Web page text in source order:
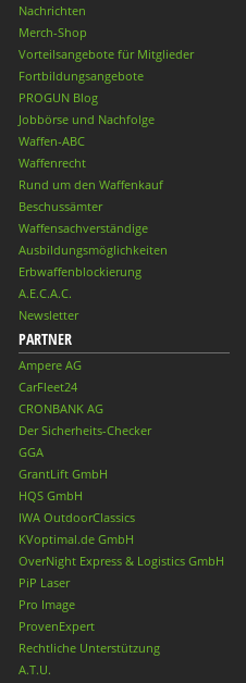
Nachrichten
Merch-Shop
Vorteilsangebote für Mitglieder
Fortbildungsangebote
PROGUN Blog
Jobbörse und Nachfolge
Waffen-ABC
Waffenrecht
Rund um den Waffenkauf
Beschussämter
Waffensachverständige
Ausbildungsmöglichkeiten
Erbwaffenblockierung
A.E.C.A.C.
Newsletter
PARTNER
Ampere AG
CarFleet24
CRONBANK AG
Der Sicherheits-Checker
GGA
GrantLift GmbH
HQS GmbH
IWA OutdoorClassics
KVoptimal.de GmbH
OverNight Express & Logistics GmbH
PiP Laser
Pro Image
ProvenExpert
Rechtliche Unterstützung
A.T.U.